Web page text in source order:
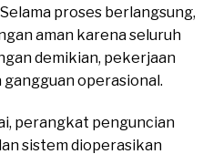
proses berlangsung,
aman karena seluruh
demikian, pekerjaan
operasional.
perangkat penguncian
sistem dioperasikan